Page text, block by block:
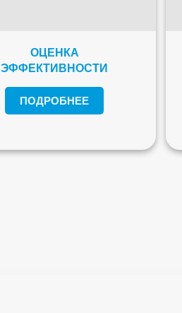
ОЦЕНКА
ЭФФЕКТИВНОСТИ
ПОДРОБНЕЕ